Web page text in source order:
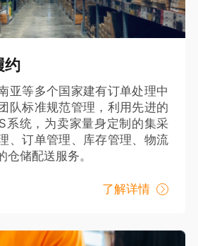
约
亚等多个国家建有订单处理中
队标准规范管理，利用先进的
系统，为卖家量身定制的集采
、订单管理、库存管理、物流
储配送服务。
了解详情